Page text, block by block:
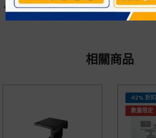
NLT3
相關商品
42% 折扣
數量限定